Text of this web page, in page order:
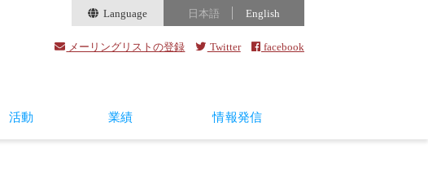
Language 日本語 English
メーリングリストの登録 Twitter facebook
活動 業績 情報発信